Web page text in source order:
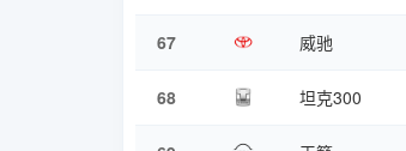
67 威驰
68 坦克300